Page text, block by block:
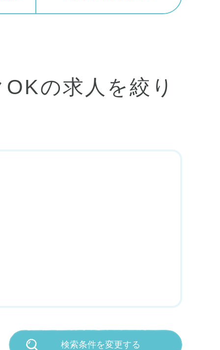
検索条件を変更する